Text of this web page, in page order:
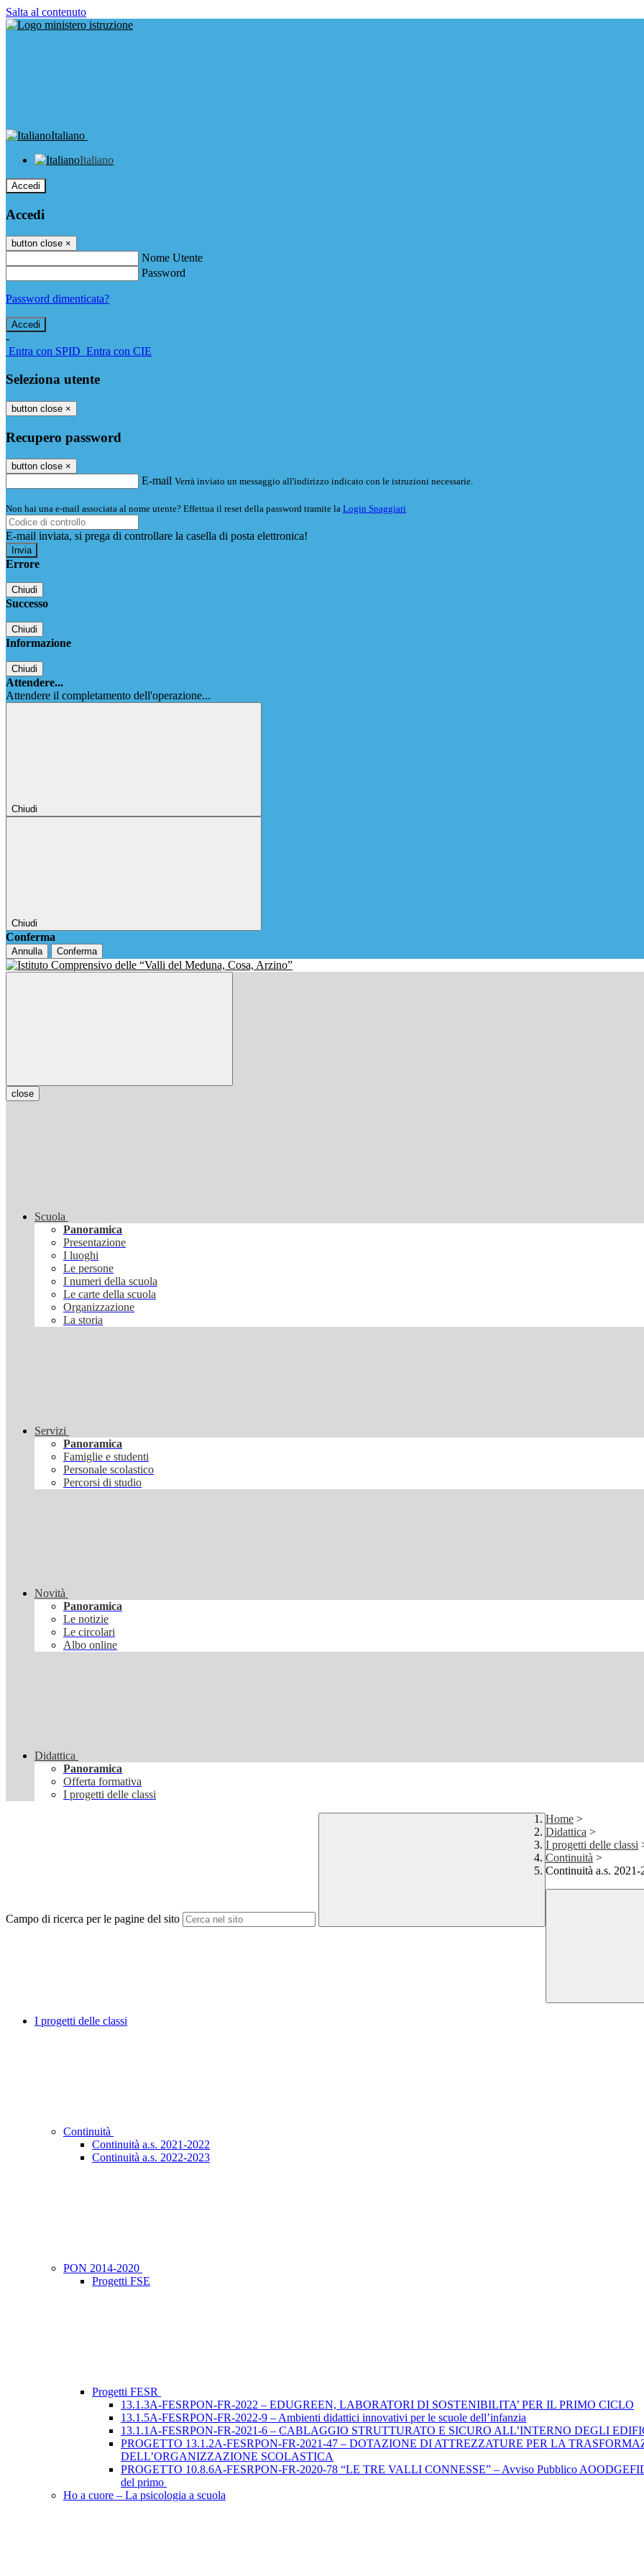
Salta al contenuto
Italiano
Italiano
Accedi
Accedi
button close ×
Nome Utente
Password
Password dimenticata?
-
Entra con SPID Entra con CIE
Seleziona utente
button close ×
Recupero password
button close ×
E-mail Verrà inviato un messaggio all'indirizzo indicato con le istruzioni necessarie.
Non hai una e-mail associata al nome utente? Effettua il reset della password tramite la Login Spaggiari
E-mail inviata, si prega di controllare la casella di posta elettronica!
Errore
Chiudi
Successo
Chiudi
Informazione
Chiudi
Attendere...
Attendere il completamento dell'operazione...
Chiudi
Chiudi
Conferma
Annulla Conferma
close
Scuola
Panoramica
Presentazione
I luoghi
Le persone
I numeri della scuola
Le carte della scuola
Organizzazione
La storia
Servizi
Panoramica
Famiglie e studenti
Personale scolastico
Percorsi di studio
Novità
Panoramica
Le notizie
Le circolari
Albo online
Didattica
Panoramica
Offerta formativa
I progetti delle classi
Campo di ricerca per le pagine del sito
Home >
Didattica >
I progetti delle classi
Continuità >
Continuità a.s. 2021-
I progetti delle classi
Continuità
Continuità a.s. 2021-2022
Continuità a.s. 2022-2023
PON 2014-2020
Progetti FSE
Progetti FESR
13.1.3A-FESRPON-FR-2022 – EDUGREEN, LABORATORI DI SOSTENIBILITA’ PER IL PRIMO CICLO
13.1.5A-FESRPON-FR-2022-9 – Ambienti didattici innovativi per le scuole dell’infanzia
13.1.1A-FESRPON-FR-2021-6 – CABLAGGIO STRUTTURATO E SICURO ALL’INTERNO DEGLI
PROGETTO 13.1.2A-FESRPON-FR-2021-47 – DOTAZIONE DI ATTREZZATURE PER LA
DELL’ORGANIZZAZIONE SCOLASTICA
PROGETTO 10.8.6A-FESRPON-FR-2020-78 “LE TRE VALLI CONNESSE” – Avviso Pubblico AOODGEFID
del primo
Ho a cuore – La psicologia a scuola